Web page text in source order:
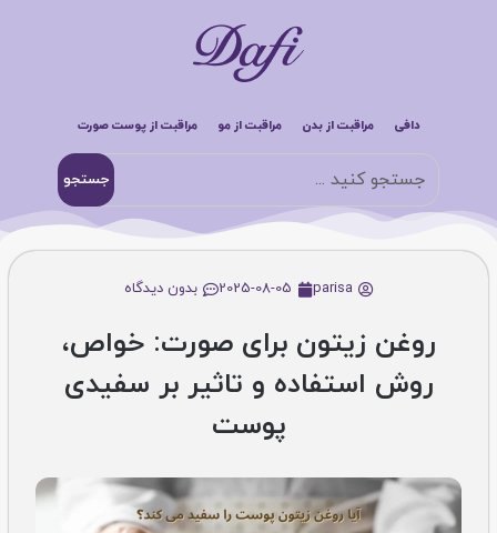
دافی مراقبت از بدن مراقبت از مو مراقبت از پوست صورت
جستجو
parisa
2025-08-05 بدون دیدگاه
روغن زیتون برای صورت: خواص،
روش استفاده و تاثیر بر سفیدی
پوست